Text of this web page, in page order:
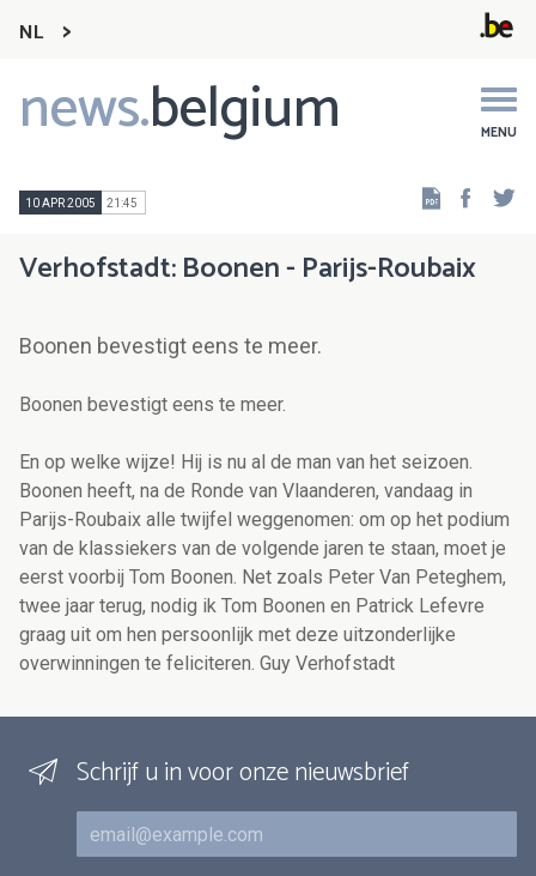
NL
news.belgium MENU
Main
navigation
10 APR 2005 21:45
Verhofstadt: Boonen - Parijs-Roubaix
Boonen bevestigt eens te meer.
Boonen bevestigt eens te meer.
En op welke wijze! Hij is nu al de man van het seizoen.
Boonen heeft, na de Ronde van Vlaanderen, vandaag in
Parijs-Roubaix alle twijfel weggenomen: om op het podium
van de klassiekers van de volgende jaren te staan, moet je
eerst voorbij Tom Boonen. Net zoals Peter Van Peteghem,
twee jaar terug, nodig ik Tom Boonen en Patrick Lefevre
graag uit om hen persoonlijk met deze uitzonderlijke
overwinningen te feliciteren. Guy Verhofstadt
Schrijf u in voor onze nieuwsbrief
E-mail